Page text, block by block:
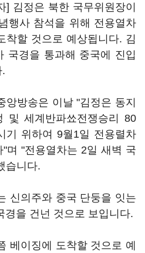
] 김정은 북한 국무위원장이
행사 참석을 위해 전용열차
착할 것으로 예상됩니다. 김
국경을 통과해 중국에 진입
앙방송은 이날 "김정은 동지
및 세계반파쑈전쟁승리 80
기 위하여 9월1일 전용렬차
며 "전용열차는 2일 새벽 국
습니다.
신의주와 중국 단둥을 잇는
경을 건넌 것으로 보입니다.
베이징에 도착할 것으로 예